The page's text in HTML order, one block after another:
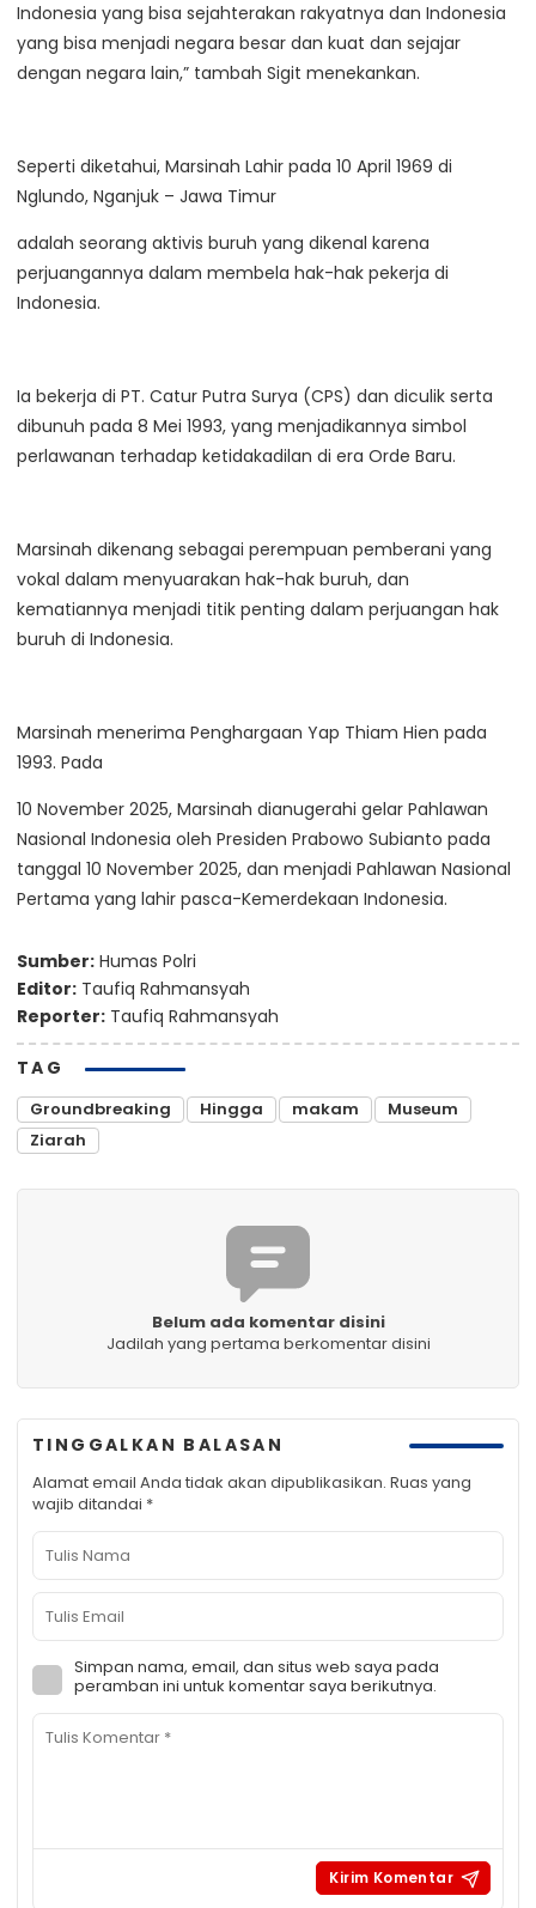
Indonesia yang bisa sejahterakan rakyatnya dan Indonesia
yang bisa menjadi negara besar dan kuat dan sejajar
dengan negara lain,” tambah Sigit menekankan.
Seperti diketahui, Marsinah Lahir pada 10 April 1969 di
Nglundo, Nganjuk – Jawa Timur
adalah seorang aktivis buruh yang dikenal karena
perjuangannya dalam membela hak-hak pekerja di
Indonesia.
Ia bekerja di PT. Catur Putra Surya (CPS) dan diculik serta
dibunuh pada 8 Mei 1993, yang menjadikannya simbol
perlawanan terhadap ketidakadilan di era Orde Baru.
Marsinah dikenang sebagai perempuan pemberani yang
vokal dalam menyuarakan hak-hak buruh, dan
kematiannya menjadi titik penting dalam perjuangan hak
buruh di Indonesia.
Marsinah menerima Penghargaan Yap Thiam Hien pada
1993. Pada
10 November 2025, Marsinah dianugerahi gelar Pahlawan
Nasional Indonesia oleh Presiden Prabowo Subianto pada
tanggal 10 November 2025, dan menjadi Pahlawan Nasional
Pertama yang lahir pasca-Kemerdekaan Indonesia.
Sumber: Humas Polri
Editor: Taufiq Rahmansyah
Reporter: Taufiq Rahmansyah
TAG
Groundbreaking Hingga makam
Museum
Ziarah
Belum ada komentar disini
Jadilah yang pertama berkomentar disini
TINGGALKAN BALASAN
Alamat email Anda tidak akan dipublikasikan. Ruas yang
wajib ditandai *
Simpan nama, email, dan situs web saya pada
peramban ini untuk komentar saya berikutnya.